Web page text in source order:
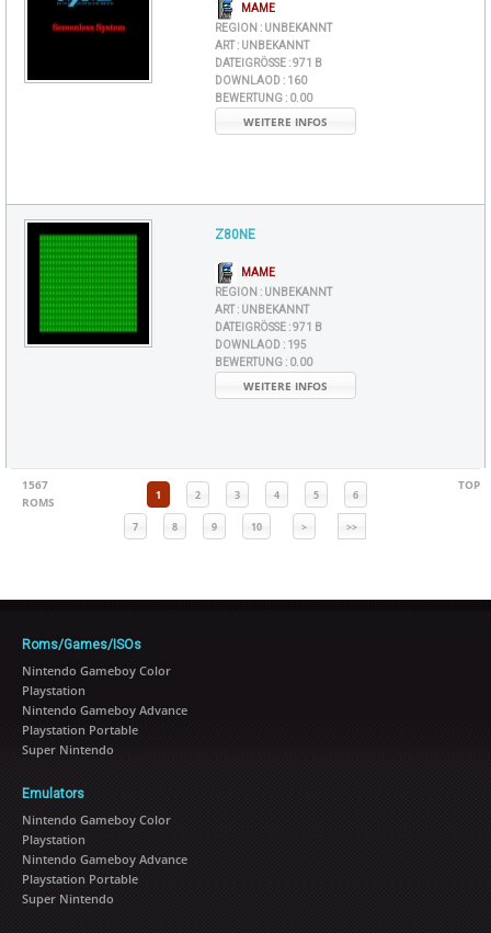
MAME
REGION : UNBEKANNT
ART : UNBEKANNT
DATEIGRÖSSE : 971 B
DOWNLAOD : 160
BEWERTUNG : 0.00
WEITERE INFOS
Z80NE
MAME
REGION : UNBEKANNT
ART : UNBEKANNT
DATEIGRÖSSE : 971 B
DOWNLAOD : 195
BEWERTUNG : 0.00
WEITERE INFOS
1567
ROMS
1 2 3 4 5 6
7 8 9 10 > >>
TOP
Roms/Games/ISOs
Nintendo Gameboy Color
Playstation
Nintendo Gameboy Advance
Playstation Portable
Super Nintendo
Emulators
Nintendo Gameboy Color
Playstation
Nintendo Gameboy Advance
Playstation Portable
Super Nintendo